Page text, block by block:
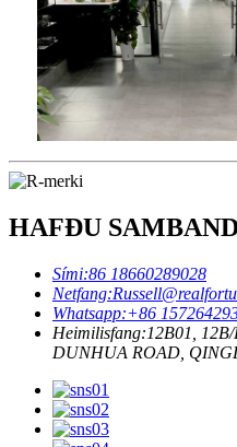
HAFÐU
Sími:86 18660289028
Netfang:
Whatsapp:+86
Heimilisfang:12B01,
DUNHUA ROAD,